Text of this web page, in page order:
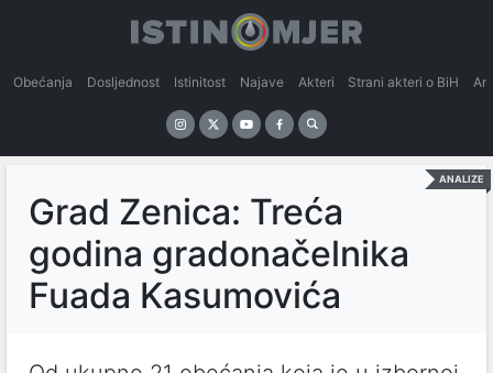
Obećanja Dosljednost Istinitost Najave Akteri Strani akteri o BiH
ANALIZE
Grad Zenica: Treća
godina gradonačelnika
Fuada Kasumovića